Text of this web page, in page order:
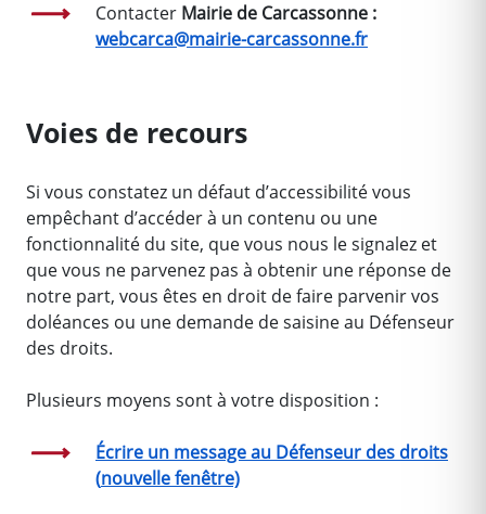
Contacter Mairie de Carcassonne :
webcarca@mairie-carcassonne.fr
Voies de recours
Si vous constatez un défaut d’accessibilité vous
empêchant d’accéder à un contenu ou une
fonctionnalité du site, que vous nous le signalez et
que vous ne parvenez pas à obtenir une réponse de
notre part, vous êtes en droit de faire parvenir vos
doléances ou une demande de saisine au Défenseur
des droits.
Plusieurs moyens sont à votre disposition :
Écrire un message au Défenseur des droits
(nouvelle fenêtre)